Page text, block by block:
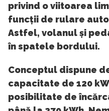
privind o viitoarea
funcții de rulare
Astfel, volanul și
în spatele bordului.
Conceptul dispune
capacitate de 120
posibilitate de